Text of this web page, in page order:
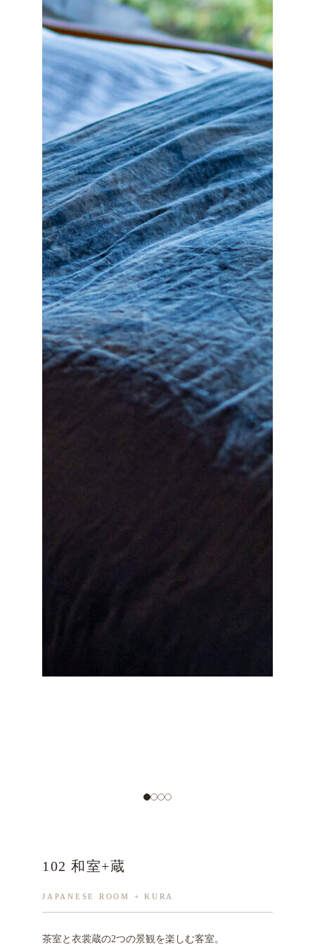
102 和室+蔵
JAPANESE ROOM + KURA
茶室と衣裳蔵の2つの景観を楽しむ客室。